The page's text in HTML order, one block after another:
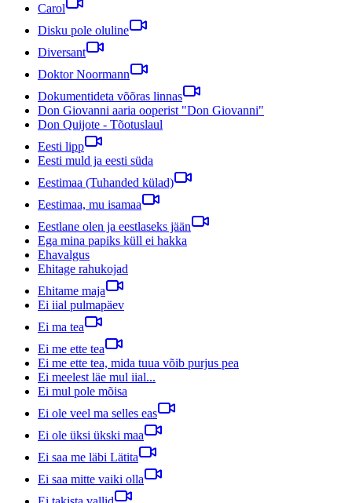
Carol
Disku pole oluline
Diversant
Doktor Noormann
Dokumentideta võõras linnas
Don Giovanni aaria ooperist "Don Giovanni"
Don Quijote - Tõotuslaul
Eesti lipp
Eesti muld ja eesti süda
Eestimaa (Tuhanded külad)
Eestimaa, mu isamaa
Eestlane olen ja eestlaseks jään
Ega mina papiks küll ei hakka
Ehavalgus
Ehitage rahukojad
Ehitame maja
Ei iial pulmapäev
Ei ma tea
Ei me ette tea
Ei me ette tea, mida tuua võib purjus pea
Ei meelest läe mul iial...
Ei mul pole mõisa
Ei ole veel ma selles eas
Ei ole üksi ükski maa
Ei saa me läbi Lätita
Ei saa mitte vaiki olla